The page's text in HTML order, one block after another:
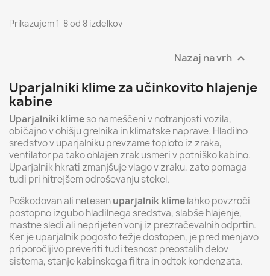
Prikazujem 1-8 od 8 izdelkov
Nazaj na vrh 
Uparjalniki klime za učinkovito hlajenje
kabine
Uparjalniki klimeso nameščeni v notranjosti vozila,
običajno v ohišju grelnika in klimatske naprave. Hladilno
sredstvo v uparjalniku prevzame toploto iz zraka,
ventilator pa tako ohlajen zrak usmeri v potniško kabino.
Uparjalnik hkrati zmanjšuje vlago v zraku, zato pomaga
tudi pri hitrejšem odroševanju stekel.
Poškodovan ali netesenuparjalnik klimelahko povzroči
postopno izgubo hladilnega sredstva, slabše hlajenje,
mastne sledi ali neprijeten vonj iz prezračevalnih odprtin.
Ker je uparjalnik pogosto težje dostopen, je pred menjavo
priporočljivo preveriti tudi tesnost preostalih delov
sistema, stanje kabinskega filtra in odtok kondenzata.